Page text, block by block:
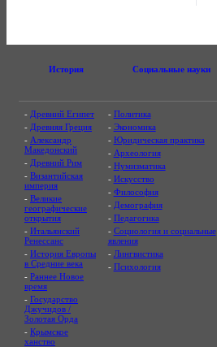
История Социальные науки
- Древний Египет
- Древняя Греция
- Александр
Македонский
- Древний Рим
- Византийская
империя
- Великие
географические
открытия
- Итальянский
Ренессанс
- История Европы
в Средние века
- Раннее Новое
время
- Государство
Джучидов /
Золотая Орда
- Крымское
ханство
- Политика
- Экономика
- Юридическая практика
- Археология
- Нумизматика
- Искусство
- Философия
- Демография
- Педагогика
- Социология и социальные
явления
- Лингвистика
- Психология